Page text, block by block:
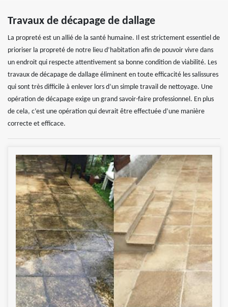
Travaux de décapage de dallage
La propreté est un allié de la santé humaine. Il est strictement essentiel de
prioriser la propreté de notre lieu d’habitation afin de pouvoir vivre dans
un endroit qui respecte attentivement sa bonne condition de viabilité. Les
travaux de décapage de dallage éliminent en toute efficacité les salissures
qui sont très difficile à enlever lors d’un simple travail de nettoyage. Une
opération de décapage exige un grand savoir-faire professionnel. En plus
de cela, c’est une opération qui devrait être effectuée d’une manière
correcte et efficace.